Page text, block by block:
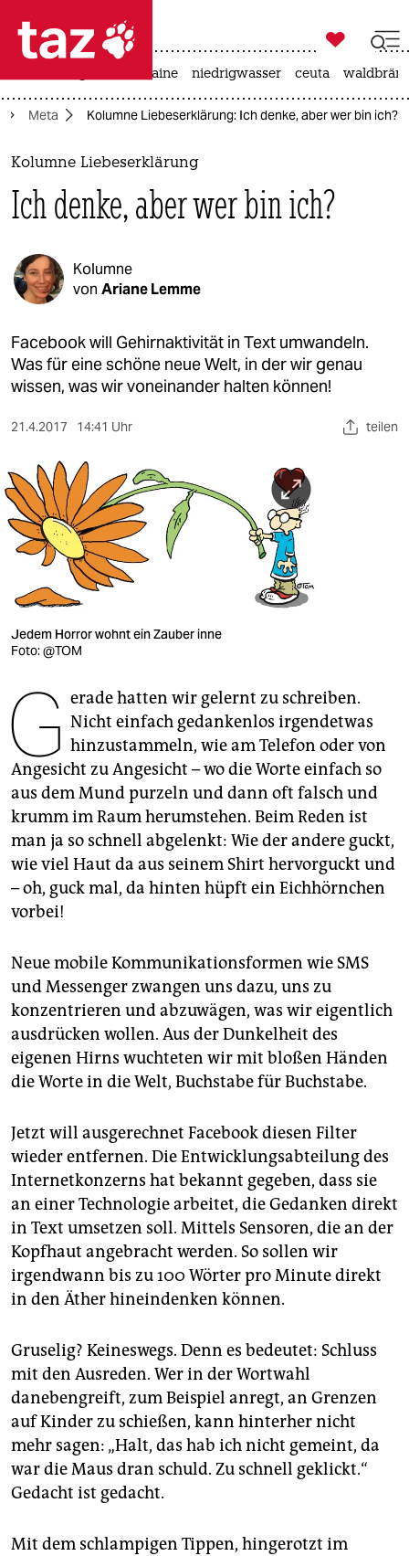
 taz zahl ich
taz zahl ich
themen
politik
öko
gesellschaft
kultur
sport
wahrheit
verlag
verlag
veranstaltungen
shop
unterstützen
abo
genossenschaft
epaper login

taz zahl ich
krieg in der ukraine niedrigwasser ceuta
Meta Kolumne Liebeserklärung: Ich denke, aber wer bin ich?
Kolumne Liebeserklärung
Ich denke, aber wer bin ich?
Kolumne
von Ariane Lemme
Facebook will Gehirnaktivität in Text umwandeln.
Was für eine schöne neue Welt, in der wir genau
wissen, was wir voneinander halten können!
21.4.2017 14:41 Uhr teilen
Jedem Horror wohnt ein Zauber inne
Foto: @TOM
G erade hatten wir gelernt zu schrei­ben.
Nicht einfach gedankenlos irgendetwas
hinzustammeln, wie am Telefon oder von
Angesicht zu Angesicht – wo die Worte einfach so
aus dem Mund purzeln und dann oft falsch und
krumm im Raum herumstehen. Beim Reden ist
man ja so schnell abgelenkt: Wie der andere guckt,
wie viel Haut da aus seinem Shirt hervorguckt und
– oh, guck mal, da hinten hüpft ein Eichhörnchen
vorbei!
Neue mobile Kommunikationsformen wie SMS
und Messenger zwangen uns dazu, uns zu
konzentrieren und abzuwägen, was wir eigentlich
ausdrücken wollen. Aus der Dunkelheit des
eigenen Hirns wuchteten wir mit bloßen Händen
die Worte in die Welt, Buchstabe für Buchstabe.
Jetzt will ausgerechnet Facebook diesen Filter
wieder entfernen. Die Entwicklungsabteilung des
Internetkonzerns hat bekannt gegeben, dass sie
an einer Technologie arbeitet, die Gedanken direkt
in Text umsetzen soll. Mittels Sensoren, die an der
Kopfhaut angebracht werden. So sollen wir
irgendwann bis zu 100 Wörter pro Minute direkt
in den Äther hineindenken können.
Gruselig? Keineswegs. Denn es bedeutet: Schluss
mit den Ausreden. Wer in der Wortwahl
danebengreift, zum Beispiel anregt, an Grenzen
auf Kinder zu schießen, kann hinterher nicht
mehr sagen: „Halt, das hab ich nicht gemeint, da
war die Maus dran schuld. Zu schnell geklickt.“
Gedacht ist gedacht.
Mit dem schlampigen Tippen, hingerotzt im